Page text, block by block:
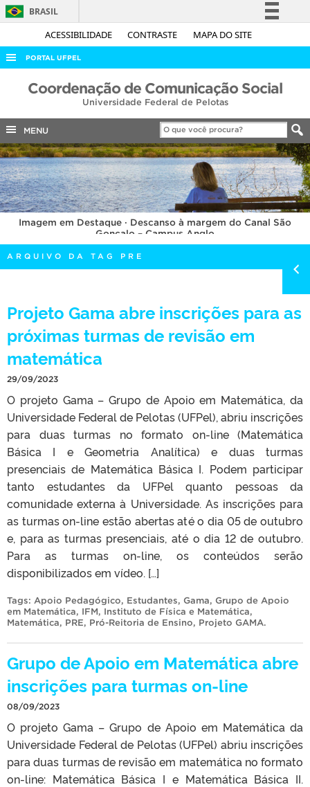
ACESSIBILIDADE CONTRASTE MAPA DO SITE
BRASIL
Simplifique!
Acesso à informação
Legislação
Canais
PORTAL UFPEL
ACESSO À INFORMAÇÃO
COBALTO
CONCURSOS
EDITAIS
INTERNACIONAL
OUVIDORIA
PORTARIAS
TELEFONES
Coordenação de Comunicação Social
Universidade Federal de Pelotas
MENU
Imagem em Destaque · Descanso à margem do Canal São
Gonçalo – Campus Anglo
ARQUIVO DA TAG PRE
Projeto Gama abre inscrições para as
próximas turmas de revisão em
matemática
29/09/2023
O projeto Gama – Grupo de Apoio em Matemática, da
Universidade Federal de Pelotas (UFPel), abriu inscrições
para duas turmas no formato on-line (Matemática
Básica I e Geometria Analítica) e duas turmas
presenciais de Matemática Básica I. Podem participar
tanto estudantes da UFPel quanto pessoas da
comunidade externa à Universidade. As inscrições para
as turmas on-line estão abertas até o dia 05 de outubro
e, para as turmas presenciais, até o dia 12 de outubro.
Para as turmas on-line, os conteúdos serão
disponibilizados em vídeo. […]
Tags: Apoio Pedagógico, Estudantes, Gama, Grupo de Apoio
em Matemática, IFM, Instituto de Física e Matemática,
Matemática, PRE, Pró-Reitoria de Ensino, Projeto GAMA.
Grupo de Apoio em Matemática abre
inscrições para turmas on-line
08/09/2023
O projeto Gama – Grupo de Apoio em Matemática da
Universidade Federal de Pelotas (UFPel) abriu inscrições
para duas turmas de revisão em matemática no formato
on-line: Matemática Básica I e Matemática Básica II.